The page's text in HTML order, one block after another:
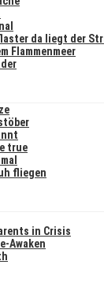
da liegt der
Flammenmeer
true
fliegen
in Crisis
Awaken